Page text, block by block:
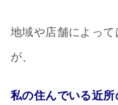
地域や店舗によっ
が、
私の住んでいる近所